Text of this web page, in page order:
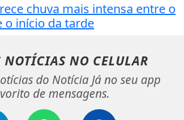
chuva mais intensa entre o
o início da tarde
NOTÍCIAS NO CELULAR
do Notícia Já no seu app
de mensagens.